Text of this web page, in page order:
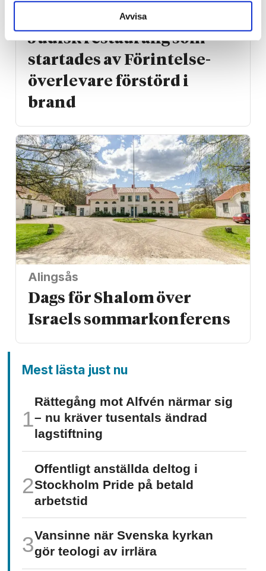
Avvisa
Judisk restaurang som
startades av Förintelse­
överlevare förstörd i
brand
Alingsås
Dags för Shalom över
Israels sommarkonferens
Mest lästa just nu
Rättegång mot Alfvén närmar sig
– nu kräver tusentals ändrad
lagstiftning
Offentligt anställda deltog i
Stockholm Pride på betald
arbetstid
Vansinne när Svenska kyrkan
gör teologi av irrlära